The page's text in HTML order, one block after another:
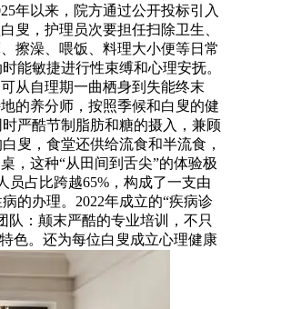
年以来，院方通过公开投标引入
叟，护理员次要担任扫除卫生、
擦澡、喂饭、料理大小便等日常
能敏捷进行性束缚和心理安抚。
从自理期一曲栖身到失能终末
的养分师，按照季候和白叟的健
严酷节制脂肪和糖的摄入，兼顾
叟，食堂还供给流食和半流食，
，这种“从田间到舌尖”的体验极
员占比跨越65%，构成了一支由
的办理。2022年成立的“疾病诊
：颠末严酷的专业培训，不只
色。还为每位白叟成立心理健康